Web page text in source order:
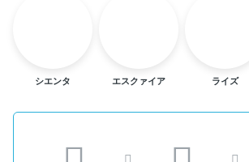
シエンタ エスクァイア ライズ